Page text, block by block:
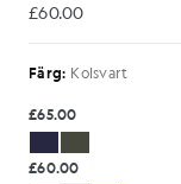
£60.00
£60.00
Färg: Kolsvart
£65.00
£60.00